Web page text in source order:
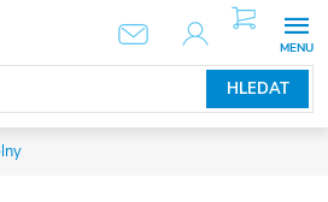
HLEDAT
NÁKUPNÍ
KOŠÍK